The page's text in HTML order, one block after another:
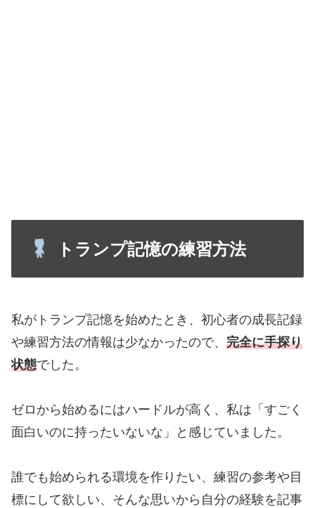
トランプ記憶の練習方法
私がトランプ記憶を始めたとき、初心者の成長記録
や練習方法の情報は少なかったので、 完全に手探り
状態でした。
ゼロから始めるにはハードルが高く、私は「すごく
面白いのに持ったいないな」と感じていました。
誰でも始められる環境を作りたい、練習の参考や目
標にして欲しい、そんな思いから自分の経験を記事